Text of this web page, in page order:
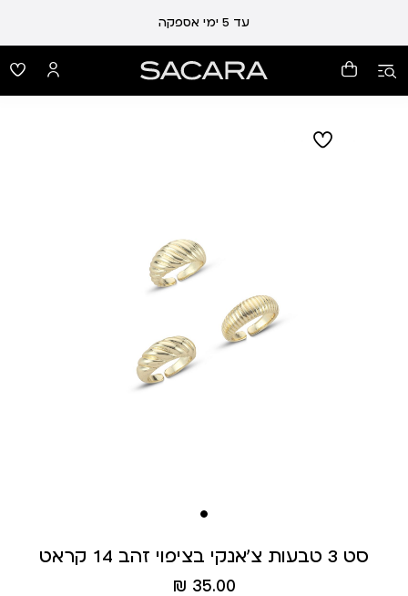
עד 5 ימי אספקה
סט 3 טבעות צ’אנקי בציפוי זהב 14 קראט
מחיר35.00 ₪